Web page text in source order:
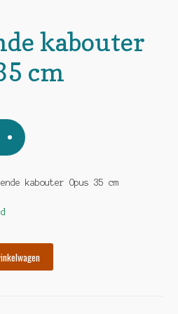
kabouter
cm
kabouter Opus 35 cm